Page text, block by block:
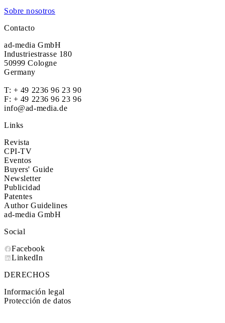
Sobre nosotros
Contacto
ad-media GmbH
Industriestrasse 180
50999 Cologne
Germany
T: + 49 2236 96 23 90
F: + 49 2236 96 23 96
info@ad-media.de
Links
Revista
CPI-TV
Eventos
Buyers' Guide
Newsletter
Publicidad
Patentes
Author Guidelines
ad-media GmbH
Social
Facebook
LinkedIn
DERECHOS
Información legal
Protección de datos